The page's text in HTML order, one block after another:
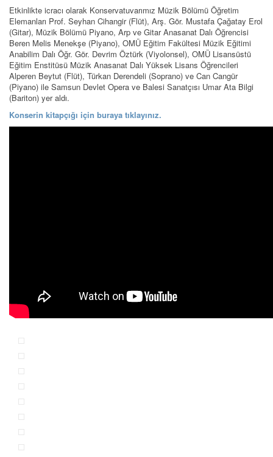
Etkinlikte icracı olarak Konservatuvarımız Müzik Bölümü Öğretim
Elemanları Prof. Seyhan Cihangir (Flüt), Arş. Gör. Mustafa Çağatay Erol
(Gitar), Müzik Bölümü Piyano, Arp ve Gitar Anasanat Dalı Öğrencisi
Beren Melis Menekşe (Piyano), OMÜ Eğitim Fakültesi Müzik Eğitimi
Anabilim Dalı Öğr. Gör. Devrim Öztürk (Viyolonsel), OMÜ Lisansüstü
Eğitim Enstitüsü Müzik Anasanat Dalı Yüksek Lisans Öğrencileri
Alperen Beytut (Flüt), Türkan Derendeli (Soprano) ve Can Cangür
(Piyano) ile Samsun Devlet Opera ve Balesi Sanatçısı Umar Ata Bilgi
(Bariton) yer aldı.
Konserin kitapçığı için buraya tıklayınız.